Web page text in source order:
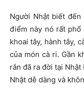
Người Nhật biết
điểm này nó rất phổ
khoai tây, hành tây,
của món cà ri. Gần
rắn đã ra đời tại
Nhật dễ dàng và